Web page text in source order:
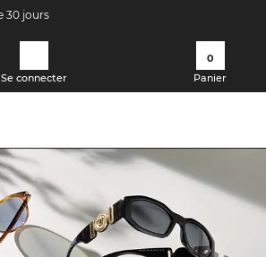
30 jours
Se connecter
0
Panier